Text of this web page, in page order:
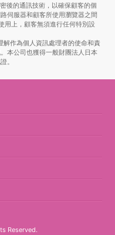
後的通訊技術，以確保顧客的個
伺服器和顧客所使用瀏覽器之間
用上，顧客無須進行任何特別設
解作為個人資訊處理者的使命和責
本公司也獲得一般財團法人日本
。
Reserved.